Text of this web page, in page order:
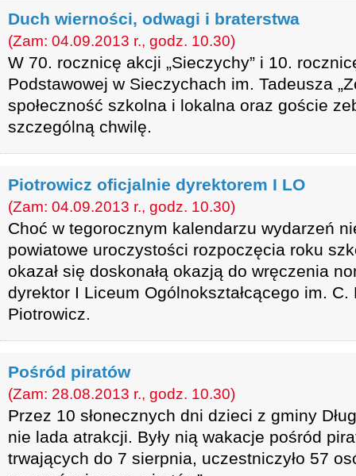
Duch wierności, odwagi i braterstwa
(Zam: 04.09.2013 r., godz. 10.30)
W 70. rocznicę akcji „Sieczychy” i 10.
Podstawowej w Sieczychach im. Tadeusza
społeczność szkolna i lokalna oraz goście
szczególną chwilę.
Piotrowicz oficjalnie dyrektorem I LO
(Zam: 04.09.2013 r., godz. 10.30)
Choć w tegorocznym kalendarzu wydarzeń
powiatowe uroczystości rozpoczęcia roku
okazał się doskonałą okazją do wręczenia
dyrektor I Liceum Ogólnokształcącego im.
Piotrowicz.
Pośród piratów
(Zam: 28.08.2013 r., godz. 10.30)
Przez 10 słonecznych dni dzieci z gminy
nie lada atrakcji. Były nią wakacje pośród
trwających do 7 sierpnia, uczestniczyło 57